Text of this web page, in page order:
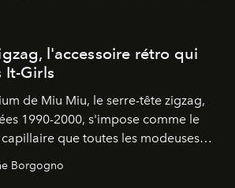
l'accessoire rétro qui
It-Girls
de Miu Miu, le serre-tête zigzag,
1990-2000, s'impose comme le
que toutes les modeuses
Borgogno